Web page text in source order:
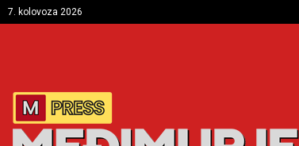
7. kolovoza 2026